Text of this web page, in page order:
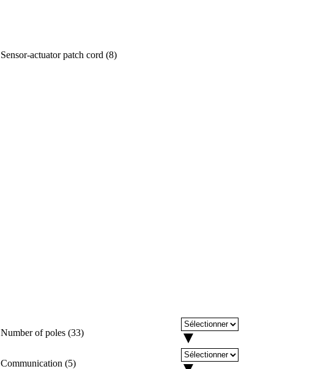
Sensor-actuator patch cord (8)
Number of poles(33)
Communication (5)